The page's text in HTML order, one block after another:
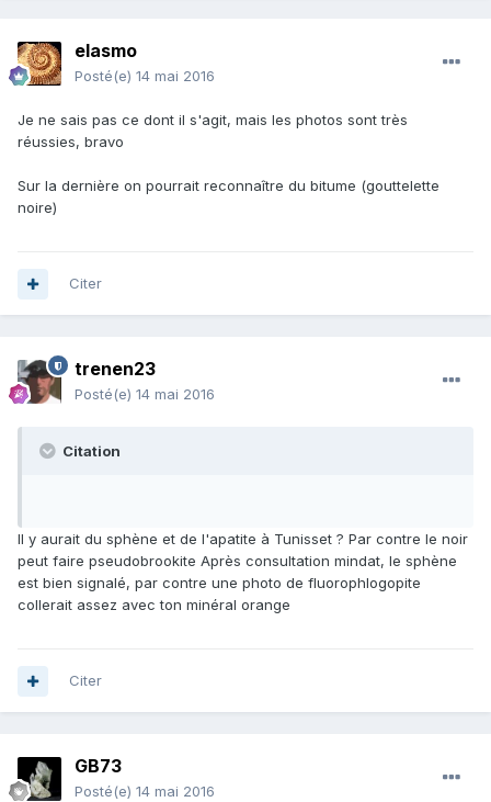
elasmo
Posté(e) 14 mai 2016
Je ne sais pas ce dont il s'agit, mais les photos sont très
réussies, bravo
Sur la dernière on pourrait reconnaître du bitume (gouttelette
noire)
Citer
trenen23
Posté(e) 14 mai 2016
Citation
Il y aurait du sphène et de l'apatite à Tunisset ? Par contre le noir
peut faire pseudobrookite Après consultation mindat, le sphène
est bien signalé, par contre une photo de fluorophlogopite
collerait assez avec ton minéral orange
Citer
GB73
Posté(e) 14 mai 2016